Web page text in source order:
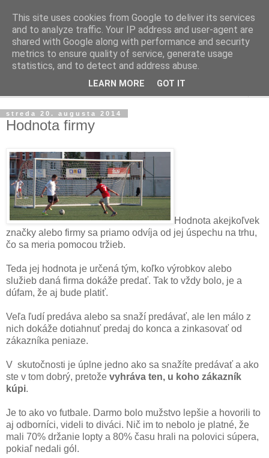
Ako riadiť firmu
Praktické tipy pre podnikanie, riadenie ľudí a firiem
streda 20. augusta 2014
Hodnota firmy
Hodnota akejkoľvek
značky alebo firmy sa priamo odvíja od jej úspechu na trhu,
čo sa meria pomocou tržieb.
Teda jej hodnota je určená tým, koľko výrobkov alebo
služieb daná firma dokáže predať. Tak to vždy bolo, je a
dúfam, že aj bude platiť.
Veľa ľudí predáva alebo sa snaží predávať, ale len málo z
nich dokáže dotiahnuť predaj do konca a zinkasovať od
zákazníka peniaze.
V skutočnosti je úplne jedno ako sa snažíte predávať a ako
ste v tom dobrý, pretože vyhráva ten, u koho zákazník
kúpi.
Je to ako vo futbale. Darmo bolo mužstvo lepšie a hovorili to
aj odborníci, videli to diváci. Nič im to nebolo je platné, že
mali 70% držanie lopty a 80% času hrali na polovici súpera,
pokiaľ nedali gól.
This site uses cookies from Google to deliver its services
and to analyze traffic. Your IP address and user-agent are
shared with Google along with performance and security
metrics to ensure quality of service, generate usage
statistics, and to detect and address abuse.
LEARN MORE GOT IT